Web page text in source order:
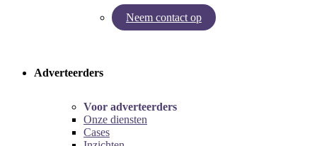
Neem contact op
Try our pregnancy calculator!
Adverteerders
Voor adverteerders
Onze diensten
Cases